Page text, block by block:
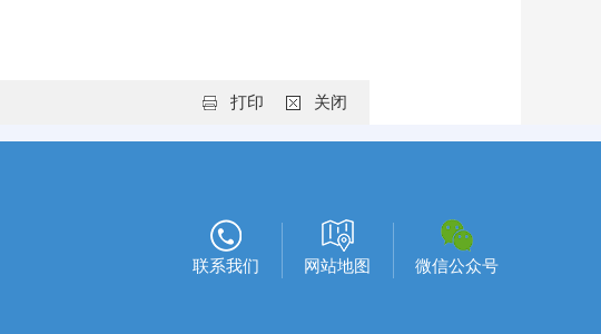
关闭
打印
联系我们 网站地图 微信公众号